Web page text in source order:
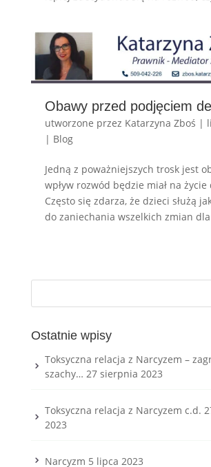
Obawy przed podjęciem
utworzone przez Katarzyna Zboś |
| Blog
Jedną z poważniejszych trosk jest
wpływ rozwód będzie miał na życie
Często się zdarza, że dzieci służą
do zaniechania wszelkich zmian
Ostatnie wpisy
Toksyczna relacja z Narcyzem –
szachy… 27 sierpnia 2023
Toksyczna relacja z Narcyzem c.d.
2023
Narcyzm 5 lipca 2023